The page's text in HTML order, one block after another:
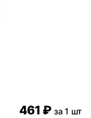
‍461‍ ₽ за 1 шт